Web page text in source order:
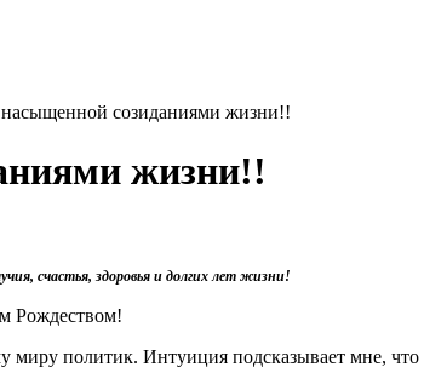
созиданиями жизни!!
жизни!!
счастья, здоровья и долгих лет жизни!
Рождеством!
миру политик. Интуиция подсказывает мне,